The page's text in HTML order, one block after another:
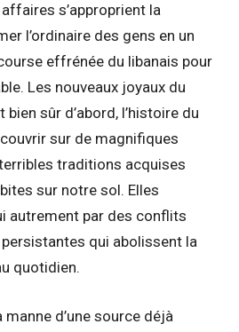
s’approprient la
l’ordinaire des gens en un
effrénée du libanais pour
Les nouveaux joyaux du
sûr d’abord, l’histoire du
sur de magnifiques
traditions acquises
sur notre sol. Elles
autrement par des conflits
qui abolissent la
quotidien.
d’une source déjà